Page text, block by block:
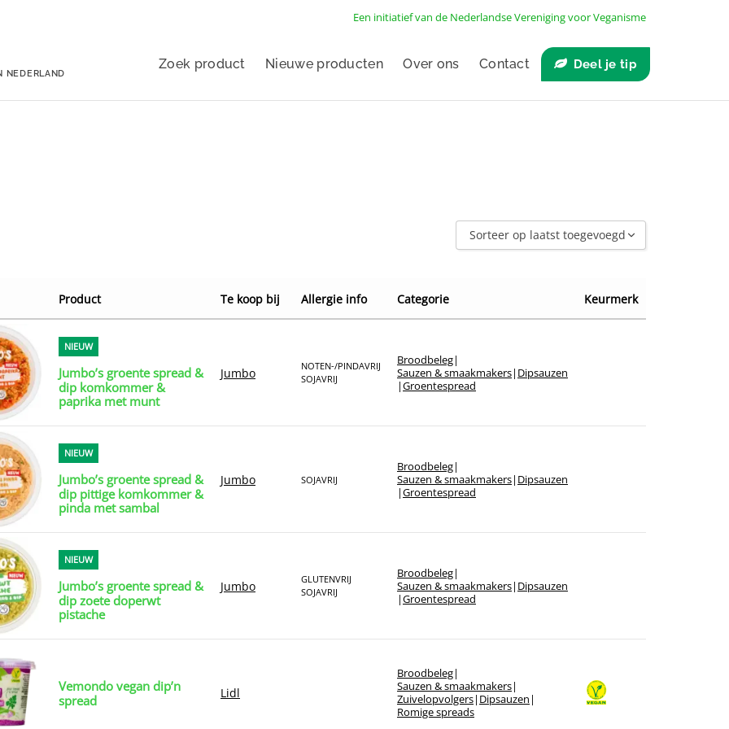
Een initiatief van de Nederlandse Vereniging voor Veganisme
NEDERLAND
Zoek product Nieuwe producten Over ons Contact Deel je tip
Sorteer op laatst toegevoegd
Sorteer op naam A - Z
Sorteer op naam Z - A
Sorteer op merk
Product Te koop bij Allergie info Categorie Keurmerk
NIEUW
Jumbo’s groente spread &
dip komkommer &
paprika met munt
Jumbo
NOTEN-/PINDAVRIJ
SOJAVRIJ
Broodbeleg|
Sauzen & smaakmakers| Dipsauzen
|Groentespread
NIEUW
Jumbo’s groente spread &
dip pittige komkommer &
pinda met sambal
Jumbo SOJAVRIJ
Broodbeleg|
Sauzen & smaakmakers| Dipsauzen
|Groentespread
NIEUW
Jumbo’s groente spread &
dip zoete doperwt
pistache
Jumbo
GLUTENVRIJ
SOJAVRIJ
Broodbeleg|
Sauzen & smaakmakers| Dipsauzen
|Groentespread
Vemondo vegan dip’n
spread
Lidl
Broodbeleg|
Sauzen & smaakmakers|
Zuivelopvolgers| Dipsauzen |
Romige spreads